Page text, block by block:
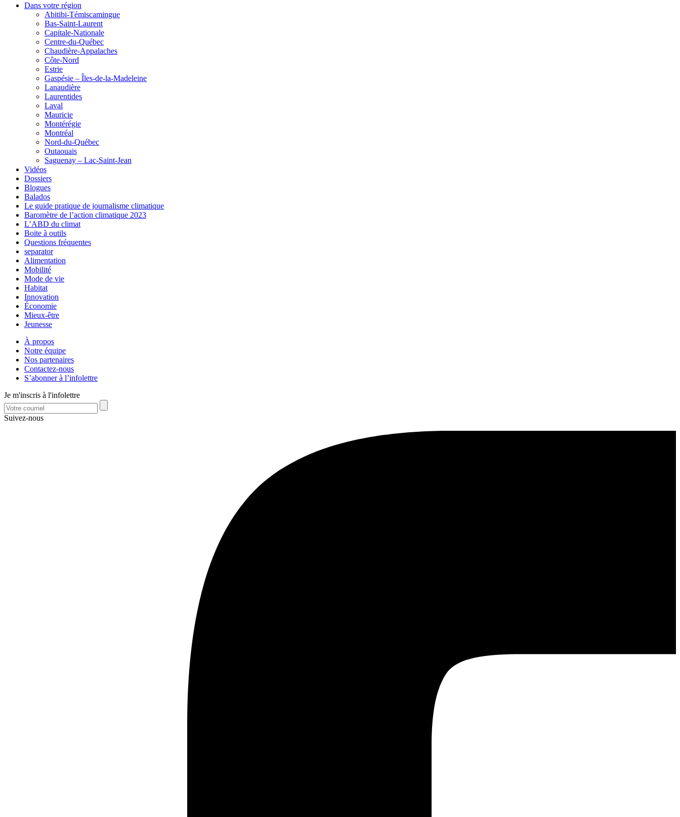
Dans votre région
Abitibi-Témiscamingue
Bas-Saint-Laurent
Capitale-Nationale
Centre-du-Québec
Chaudière-Appalaches
Côte-Nord
Estrie
Gaspésie – Îles-de-la-Madeleine
Lanaudière
Laurentides
Laval
Mauricie
Montérégie
Montréal
Nord-du-Québec
Outaouais
Saguenay – Lac-Saint-Jean
Vidéos
Dossiers
Blogues
Balados
Le guide pratique de journalisme climatique
Baromètre de l’action climatique 2023
L’ABD du climat
Boite à outils
Questions fréquentes
separator
Alimentation
Mobilité
Mode de vie
Habitat
Innovation
Économie
Mieux-être
Jeunesse
À propos
Notre équipe
Nos partenaires
Contactez-nous
S’abonner à l’infolettre
Je m'inscris à l'infolettre
Suivez-nous